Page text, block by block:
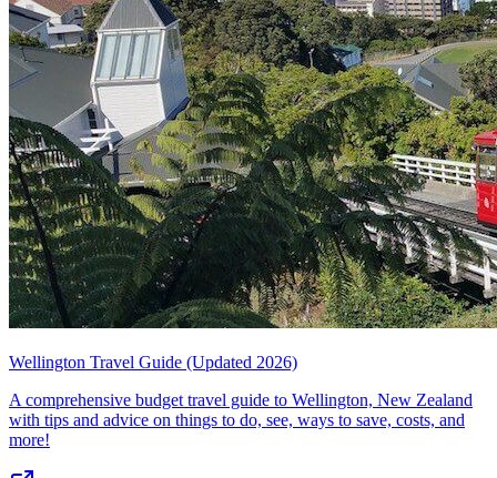
Wellington Travel Guide (Updated 2026)
A comprehensive budget travel guide to Wellington, New Zealand
with tips and advice on things to do, see, ways to save, costs, and
more!